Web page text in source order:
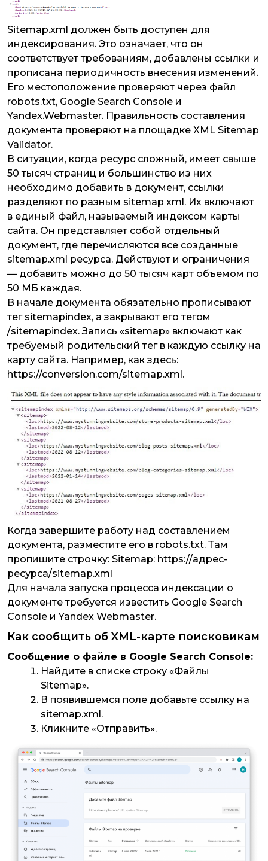
Sitemap.xml должен быть доступен для
индексирования. Это означает, что он
соответствует требованиям, добавлены ссылки и
прописана периодичность внесения изменений.
Его местоположение проверяют через файл
robots.txt, Google Search Console и
Yandex.Webmaster. Правильность составления
документа проверяют на площадке XML Sitemap
Validator.
В ситуации, когда ресурс сложный, имеет свыше
50 тысяч страниц и большинство из них
необходимо добавить в документ, ссылки
разделяют по разным sitemap xml. Их включают
в единый файл, называемый индексом карты
сайта. Он представляет собой отдельный
документ, где перечисляются все созданные
sitemap.xml ресурса. Действуют и ограничения
— добавить можно до 50 тысяч карт объемом по
50 МБ каждая.
В начале документа обязательно прописывают
тег sitemapindex, а закрывают его тегом
/sitemapindex. Запись «sitemap» включают как
требуемый родительский тег в каждую ссылку на
карту сайта. Например, как здесь:
https://conversion.com/sitemap.xml.
Когда завершите работу над составлением
документа, разместите его в robots.txt. Там
пропишите строчку: Sitemap: https://адрес-
ресурса/sitemap.xml
Для начала запуска процесса индексации о
документе требуется известить Google Search
Console и Yandex Webmaster.
Как сообщить об XML-карте поисковикам
Сообщение о файле в Google Search Console:
Найдите в списке строку «Файлы
Sitemap».
В появившемся поле добавьте ссылку на
sitemap.xml.
Кликните «Отправить».